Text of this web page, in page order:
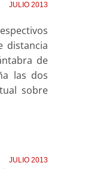
JULIO 2013
distancia
de
las dos
sobre
JULIO 2013